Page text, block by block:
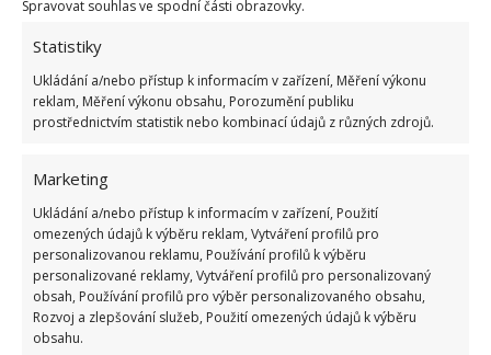
Spravovat souhlas ve spodní části obrazovky.
Statistiky
Ukládání a/nebo přístup k informacím v zařízení, Měření výkonu
reklam, Měření výkonu obsahu, Porozumění publiku
prostřednictvím statistik nebo kombinací údajů z různých zdrojů.
Marketing
Ukládání a/nebo přístup k informacím v zařízení, Použití
omezených údajů k výběru reklam, Vytváření profilů pro
personalizovanou reklamu, Používání profilů k výběru
personalizované reklamy, Vytváření profilů pro personalizovaný
obsah, Používání profilů pro výběr personalizovaného obsahu,
Rozvoj a zlepšování služeb, Použití omezených údajů k výběru
obsahu.
pračky.
Zdroj:Mandarynka